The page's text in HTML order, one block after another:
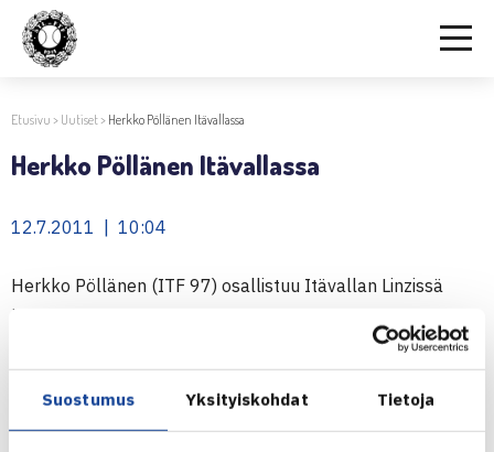
Suostumus Yksityiskohdat Tietoja
Etusivu > Uutiset> Herkko Pöllänen Itävallassa
Herkko Pöllänen Itävallassa
12.7.2011 | 10:04
Herkko Pöllänen (ITF 97) osallistuu Itävallan Linzissä
järjestettävään ITF-juniorikilpailuun. Turnaus on G1-tason
tulee Tsekin Yvo Panak (ITF 1388).